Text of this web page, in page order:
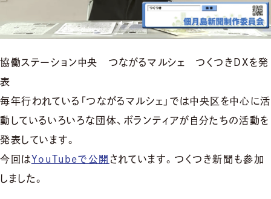
協働ステーション中央 つながるマルシェ つくつきDXを発
表
毎年行われている「つながるマルシェ」では中央区を中心に活
動しているいろいろな団体、ボランティアが自分たちの活動を
発表しています。
今回はYouTubeで公開 されています。つくつき新聞も参加
しました。